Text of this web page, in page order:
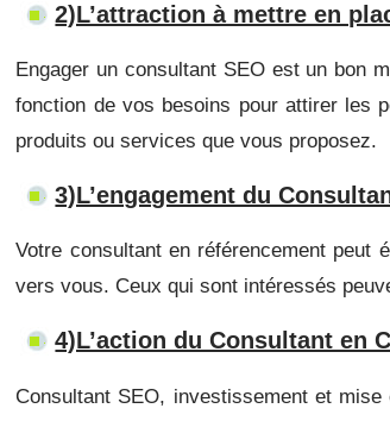
2)L’attraction à mettre en
Engager un consultant SEO est un bon
fonction de vos besoins pour attirer les
produits ou services que vous proposez.
3)L’engagement du
Votre consultant en référencement peut
vers vous. Ceux qui sont intéressés
4)L’action du Consultant en
Consultant SEO, investissement et